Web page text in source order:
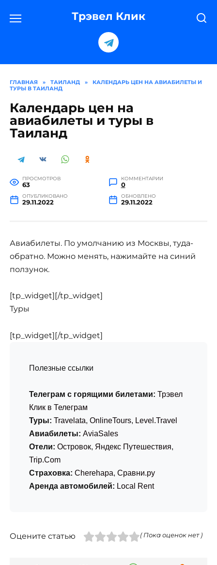
содержанию
Трэвел Клик
ГЛАВНАЯ » ТАИЛАНД »
КАЛЕНДАРЬ ЦЕН НА АВИАБИЛЕТЫ И
ТУРЫ В ТАИЛАНД
Календарь цен на
авиабилеты и туры в
Таиланд
ПРОСМОТРОВ
63
КОММЕНТАРИИ
0
ОПУБЛИКОВАНО
29.11.2022
ОБНОВЛЕНО
29.11.2022
Авиабилеты. По умолчанию из Москвы, туда-
обратно. Можно менять, нажимайте на синий
ползунок.
[tp_widget] [/tp_widget]
Туры
[tp_widget][/tp_widget]
Полезные ссылки
Телеграм с горящими билетами: Трэвел
Клик в Телеграм
Туры: Travelata, OnlineTours, Level.Travel
Авиабилеты: AviaSales
Отели: Островок, Яндекс Путешествия,
Trip.Com
Страховка: Cherehapa, Сравни.ру
Аренда автомобилей: Local Rent
Оцените статью ( Пока оценок нет )